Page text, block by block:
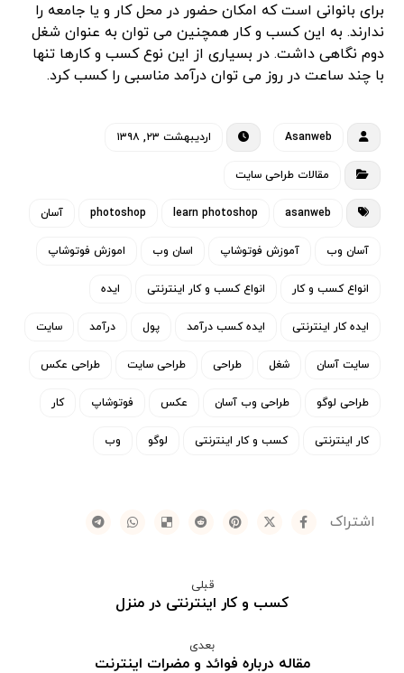
برای بانوانی است که امکان حضور در محل کار و یا جامعه را
ندارند. به این کسب و کار همچنین می توان به عنوان شغل
دوم نگاهی داشت. در بسیاری از این نوع کسب و کارها تنها
با چند ساعت در روز می توان درآمد مناسبی را کسب کرد.
Asanweb اردیبهشت ۲۳, ۱۳۹۸
مقالات طراحی سایت
asanweb
learn photoshop
photoshop آسان
آسان وب آموزش فوتوشاپ اسان وب اموزش فوتوشاپ
انواع کسب و کار انواع کسب و کار اینترنتی ایده
ایده کار اینترنتی ایده کسب درآمد پول درآمد سایت
سایت آسان شغل طراحی طراحی سایت طراحی عکس
طراحی لوگو طراحی وب آسان عکس فوتوشاپ کار
کار اینترنتی کسب و کار اینترنتی لوگو وب
قبلی
کسب و کار اینترنتی در منزل
بعدی
مقاله درباره فوائد و مضرات اینترنت